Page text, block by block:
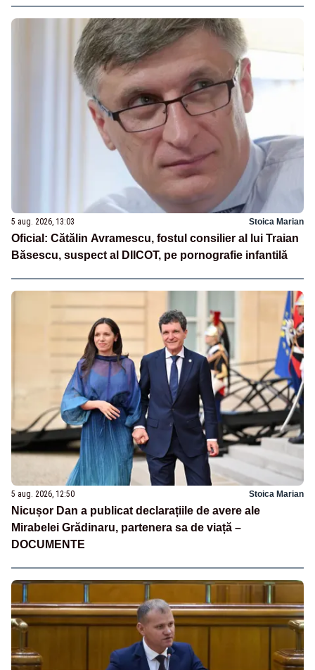
5 aug. 2026, 13:03 Stoica Marian
Oficial: Cătălin Avramescu, fostul consilier al lui Traian
Băsescu, suspect al DIICOT, pe pornografie infantilă
5 aug. 2026, 12:50 Stoica Marian
Nicușor Dan a publicat declarațiile de avere ale
Mirabelei Grădinaru, partenera sa de viață –
DOCUMENTE